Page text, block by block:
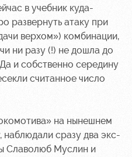
в учебник куда-
развернуть атаку при
верхом») комбинации,
ни разу (!) не дошла до
и собственно середину
считанное число
на нынешнем
наблюдали сразу два экс-
Славолюб Муслин и